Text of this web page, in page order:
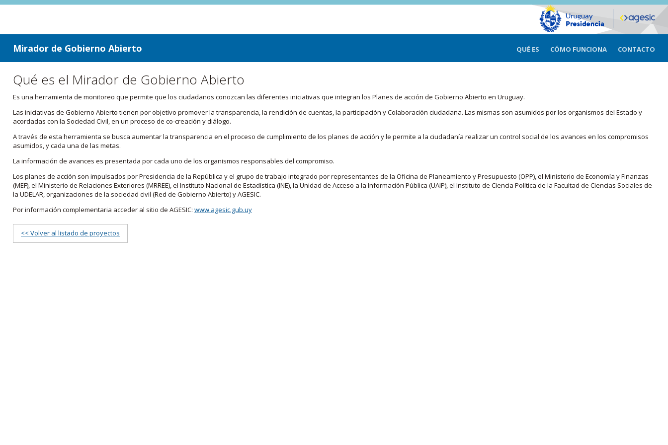
ir a contenido
ir al menú
Mirador de Gobierno Abierto QUÉ ES CÓMO FUNCIONA CONTACTO
Qué es el Mirador de Gobierno Abierto
Es una herramienta de monitoreo que permite que los ciudadanos conozcan las diferentes iniciativas que integran los Planes de acción de Gobierno Abierto en Uruguay.
Las iniciativas de Gobierno Abierto tienen por objetivo promover la transparencia, la rendición de cuentas, la participación y Colaboración ciudadana. Las mismas son asumidos por los organismos del Estado y
acordadas con la Sociedad Civil, en un proceso de co-creación y diálogo.
A través de esta herramienta se busca aumentar la transparencia en el proceso de cumplimiento de los planes de acción y le permite a la ciudadanía realizar un control social de los avances en los compromisos
asumidos, y cada una de las metas.
La información de avances es presentada por cada uno de los organismos responsables del compromiso.
Los planes de acción son impulsados por Presidencia de la República y el grupo de trabajo integrado por representantes de la Oficina de Planeamiento y Presupuesto (OPP), el Ministerio de Economía y Finanzas
(MEF), el Ministerio de Relaciones Exteriores (MRREE), el Instituto Nacional de Estadística (INE), la Unidad de Acceso a la Información Pública (UAIP), el Instituto de Ciencia Política de la Facultad de Ciencias Sociales de
la UDELAR, organizaciones de la sociedad civil (Red de Gobierno Abierto) y AGESIC.
Por información complementaria acceder al sitio de AGESIC: www.agesic.gub.uy
<< Volver al listado de proyectos